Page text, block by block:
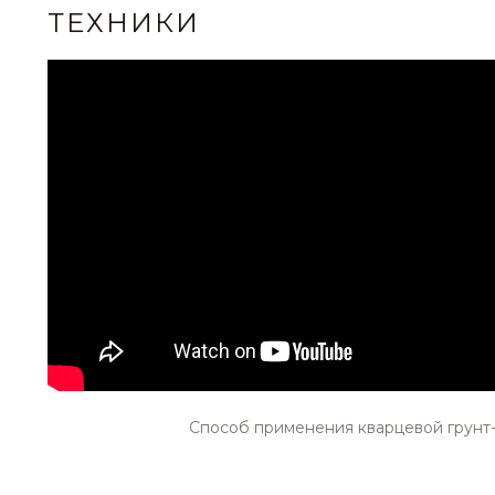
ТЕХНИКИ
Способ применения кварцевой